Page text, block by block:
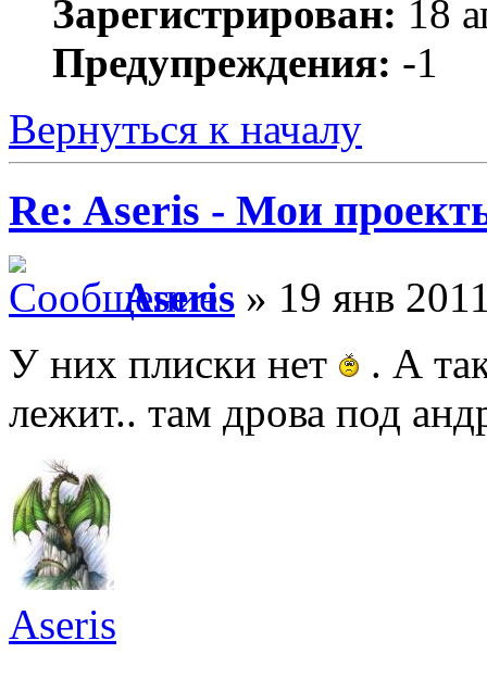
Зарегистрирован: 18
Предупреждения: -1
Вернуться к началу
Re: Aseris - Мои
Aseris » 19 янв
У них плиски нет
. А
лежит.. там дрова под
Aseris